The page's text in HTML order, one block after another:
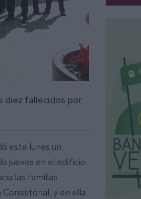
diez fallecidos por
este lunes un
jueves en el edificio
las familias
y en ella